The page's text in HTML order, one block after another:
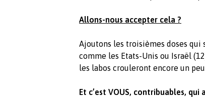
Allons-nous accepter cela ?
Ajoutons les troisièmes doses qui
comme les Etats-Unis ou Israël
les labos crouleront encore un
Et c’est VOUS, contribuables,